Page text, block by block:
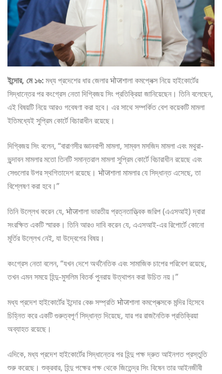
ইন্দোর, মে ১৬:মধ্য প্রদেশের ধার জেলার भोजশালা কমপ্লেক্স নিয়ে হাইকোর্টের
সিদ্ধান্তের পর কংগ্রেস নেতা দিগ্বিজয় সিং প্রতিক্রিয়া জানিয়েছেন। তিনি বলেছেন,
এই বিষয়টি নিয়ে আরও গবেষণা করা হবে। এর সাথে সম্পর্কিত বেশ কয়েকটি মামলা
ইতিমধ্যেই সুপ্রিম কোর্টে বিচারাধীন রয়েছে।
দিগ্বিজয় সিং বলেন, “বারাণসীর জ্ঞানবাপী মামলা, সাম্বল মসজিদ মামলা এবং মথুরা-
ভৃন্দাবন মামলার মতো তিনটি সমান্তরাল মামলা সুপ্রিম কোর্টে বিচারাধীন রয়েছে এবং
সেগুলোর উপর স্থগিতাদেশ রয়েছে। भोजশালা মামলার যে সিদ্ধান্ত এসেছে, তা
বিশ্লেষণ করা হবে।”
তিনি উল্লেখ করেন যে, भोजশালা ভারতীয় প্রত্নতাত্ত্বিক জরিপ (এএসআই) দ্বারা
সংরক্ষিত একটি স্মারক। তিনি আরও দাবি করেন যে, এএসআই-এর রিপোর্টে কোনো
মূর্তির উল্লেখ নেই, যা উদ্বেগের বিষয়।
কংগ্রেস নেতা বলেন, “যখন দেশে অর্থনৈতিক এবং সামাজিক চাপের পরিবেশ রয়েছে,
তখন এমন সময়ে হিন্দু-মুসলিম বিতর্ক পুনরায় উত্থাপন করা উচিত নয়।”
মধ্য প্রদেশ হাইকোর্টের ইন্দোর বেঞ্চ সম্প্রতি भोजশালা কমপ্লেক্সকে মন্দির হিসেবে
চিহ্নিত করে একটি গুরুত্বপূর্ণ সিদ্ধান্ত দিয়েছে, যার পর রাজনৈতিক প্রতিক্রিয়া
অব্যাহত রয়েছে।
এদিকে, মধ্য প্রদেশ হাইকোর্টের সিদ্ধান্তের পর হিন্দু পক্ষ দ্রুত আইনগত প্রস্তুতি
শুরু করেছে। শুক্রবার, হিন্দু পক্ষের পক্ষ থেকে জিতেন্দ্র সিং বিষেন তার আইনজীবী